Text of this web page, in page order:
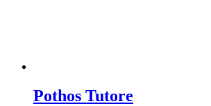
Pothos Tutore